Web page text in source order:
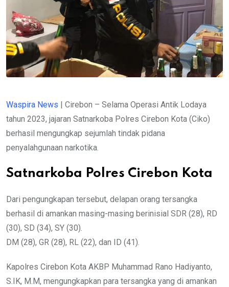
Waspira News | Cirebon – Selama Operasi Antik Lodaya
tahun 2023, jajaran Satnarkoba Polres Cirebon Kota (Ciko)
berhasil mengungkap sejumlah tindak pidana
penyalahgunaan narkotika.
Satnarkoba Polres Cirebon Kota
Dari pengungkapan tersebut, delapan orang tersangka
berhasil di amankan masing-masing berinisial SDR (28), RD
(30), SD (34), SY (30).
DM (28), GR (28), RL (22), dan ID (41).
Kapolres Cirebon Kota AKBP Muhammad Rano Hadiyanto,
S.IK, M.M, mengungkapkan para tersangka yang di amankan